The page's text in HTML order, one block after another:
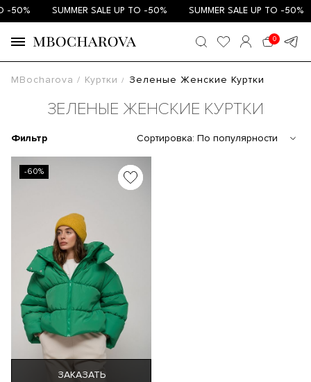
-50% SUMMER SALE UP TO -50% SUMMER SALE UP TO -50%
0
MBocharova Куртки Зеленые Женские Куртки
ЗЕЛЕНЫЕ ЖЕНСКИЕ КУРТКИ
Фильтр Сортировка: По популярности
-60%
ЗАКАЗАТЬ